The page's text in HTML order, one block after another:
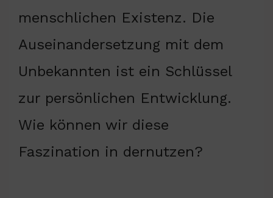
menschlichen Existenz. Die
Auseinandersetzung mit dem
Unbekannten ist ein Schlüssel
zur persönlichen Entwicklung.
Wie können wir diese
Faszination in dernutzen?